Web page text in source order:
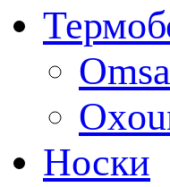
Omsa
Носки